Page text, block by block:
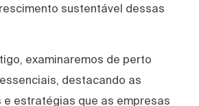
sustentável dessas
examinaremos de perto
destacando as
e estratégias que as empresas